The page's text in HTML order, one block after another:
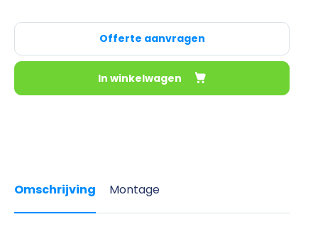
Offerte aanvragen
In winkelwagen
Omschrijving Montage